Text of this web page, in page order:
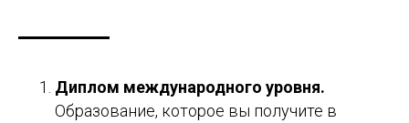
Диплом международного уровня.
Образование, которое вы получите в